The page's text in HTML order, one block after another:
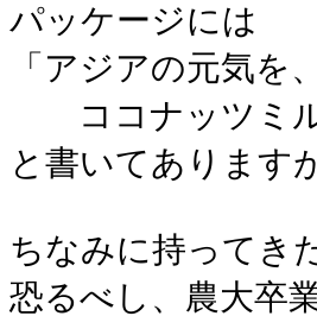
パッケージには
「アジアの元気
ココナッツミル
と書いてあります
ちなみに持ってき
恐るべし、農大卒